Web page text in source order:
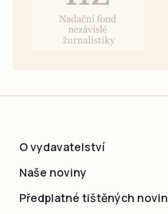
O vydavatelství
Naše noviny
Předplatné tištěných novin